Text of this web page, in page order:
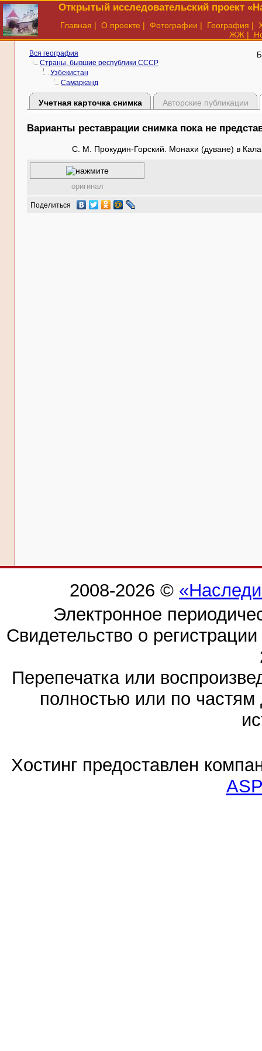
Открытый исследовательский проект
Главная | О проекте | Фотографии | География |
ЖЖ |
Вся география
Страны, бывшие республики СССР
Узбекистан
Самарканд
Учетная карточка снимка Авторские публикации
Варианты реставрации снимка пока не
С. М. Прокудин-Горский. Монахи (дуване) в
оригинал
Поделиться
2008-2026 ©
Электронное
Свидетельство о
Перепечатка или
полностью или по частям
Хостинг предоставлен